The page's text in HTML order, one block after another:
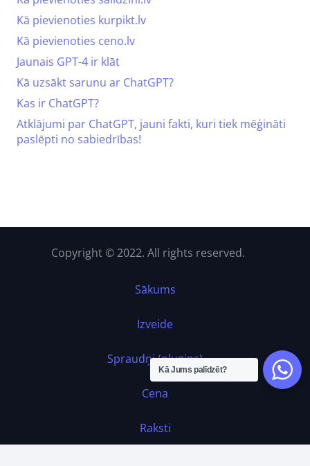
Kā pievienoties kurpikt.lv
Kā pievienoties ceno.lv
Jaunais GPT-4 ir klāt
Kā uzsākt sarunu ar ChatGPT?
Kas ir ChatGPT?
Atklājumi par ChatGPT, jauni fakti, kuri tiek mēģināti
paslēpti no sabiedrības!
Copyright © 2022. All rights reserved.
Sākums
Izveide
Spraudņi (plugins)
Cena
Raksti
Kā Jums palīdzēt?